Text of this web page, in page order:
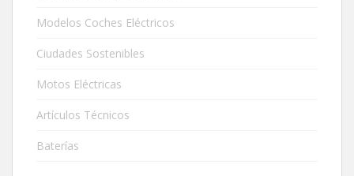
Modelos Coches Eléctricos
Ciudades Sostenibles
Motos Eléctricas
Artículos Técnicos
Baterías